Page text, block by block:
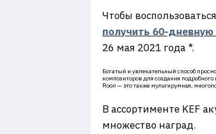
Чтобы
получить 60-дневную
26 мая 2021 года *.
Богатый и увлекательный способ
композиторов для создания
Roon — это также мультирумная,
В ассортименте KEF
множество наград.